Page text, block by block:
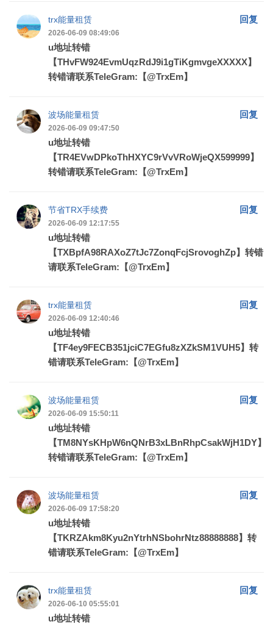
trx能量租赁 回复
2026-06-09 08:49:06
u地址转错
【THvFW924EvmUqzRdJ9i1gTiKgmvgeXXXXX】
转错请联系TeleGram:【@TrxEm】
波场能量租赁 回复
2026-06-09 09:47:50
u地址转错
【TR4EVwDPkoThHXYC9rVvVRoWjeQX599999】
转错请联系TeleGram:【@TrxEm】
节省TRX手续费 回复
2026-06-09 12:17:55
u地址转错
【TXBpfA98RAXoZ7tJc7ZonqFcjSrovoghZp】转错
请联系TeleGram:【@TrxEm】
trx能量租赁 回复
2026-06-09 12:40:46
u地址转错
【TF4ey9FECB351jciC7EGfu8zXZkSM1VUH5】转
错请联系TeleGram:【@TrxEm】
波场能量租赁 回复
2026-06-09 15:50:11
u地址转错
【TM8NYsKHpW6nQNrB3xLBnRhpCsakWjH1DY】
转错请联系TeleGram:【@TrxEm】
波场能量租赁 回复
2026-06-09 17:58:20
u地址转错
【TKRZAkm8Kyu2nYtrhNSbohrNtz88888888】转
错请联系TeleGram:【@TrxEm】
trx能量租赁 回复
2026-06-10 05:55:01
u地址转错